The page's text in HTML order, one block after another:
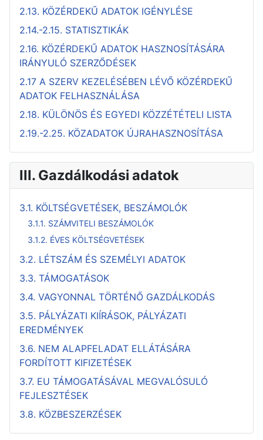
2.13. KÖZÉRDEKŰ ADATOK IGÉNYLÉSE
2.14.-2.15. STATISZTIKÁK
2.16. KÖZÉRDEKŰ ADATOK HASZNOSÍTÁSÁRA
IRÁNYULÓ SZERZŐDÉSEK
2.17 A SZERV KEZELÉSÉBEN LÉVŐ KÖZÉRDEKŰ
ADATOK FELHASZNÁLÁSA
2.18. KÜLÖNÖS ÉS EGYEDI KÖZZÉTÉTELI LISTA
2.19.-2.25. KÖZADATOK ÚJRAHASZNOSÍTÁSA
III. Gazdálkodási adatok
3.1. KÖLTSÉGVETÉSEK, BESZÁMOLÓK
3.1.1. SZÁMVITELI BESZÁMOLÓK
3.1.2. ÉVES KÖLTSÉGVETÉSEK
3.2. LÉTSZÁM ÉS SZEMÉLYI ADATOK
3.3. TÁMOGATÁSOK
3.4. VAGYONNAL TÖRTÉNŐ GAZDÁLKODÁS
3.5. PÁLYÁZATI KIÍRÁSOK, PÁLYÁZATI
EREDMÉNYEK
3.6. NEM ALAPFELADAT ELLÁTÁSÁRA
FORDÍTOTT KIFIZETÉSEK
3.7. EU TÁMOGATÁSÁVAL MEGVALÓSULÓ
FEJLESZTÉSEK
3.8. KÖZBESZERZÉSEK